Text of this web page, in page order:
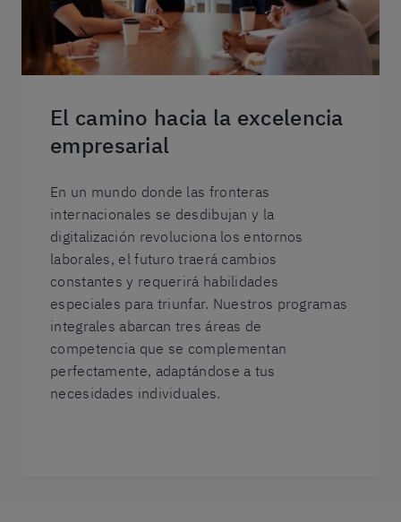
El camino hacia la excelencia
empresarial
En un mundo donde las fronteras
internacionales se desdibujan y la
digitalización revoluciona los entornos
laborales, el futuro traerá cambios
constantes y requerirá habilidades
especiales para triunfar. Nuestros programas
integrales abarcan tres áreas de
competencia que se complementan
perfectamente, adaptándose a tus
necesidades individuales.